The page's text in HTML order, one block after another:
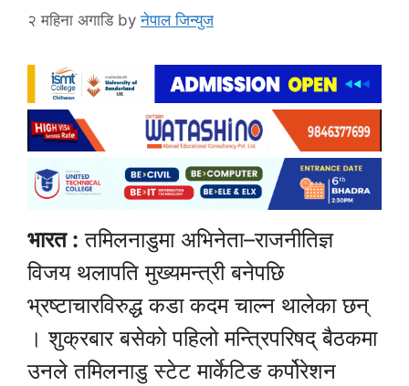
२ महिना अगाडि byनेपाल जिन्युज
भारत : तमिलनाडुमा अभिनेता–राजनीतिज्ञ
विजय थलापति मुख्यमन्त्री बनेपछि
भ्रष्टाचारविरुद्ध कडा कदम चाल्न थालेका छन्
। शुक्रबार बसेको पहिलो मन्त्रिपरिषद् बैठकमा
उनले तमिलनाडु स्टेट मार्केटिङ कर्पोरेशन